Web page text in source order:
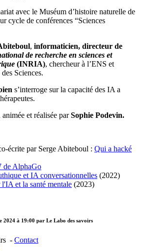
avec le Muséum d’histoire naturelle de
cycle de conférences “Sciences
, informaticien, directeur de
de recherche en sciences et
(INRIA), chercheur à l’ENS et
Sciences.
s’interroge sur la capacité des IA a
et réalisée parSophie Podevin.
écrite par Serge Abiteboul : Qui a hacké
de AlphaGo
et IA conversationnelles (2022)
et la santé mentale (2023)
2024 à 19:00 par Le Labo des savoirs
- Contact